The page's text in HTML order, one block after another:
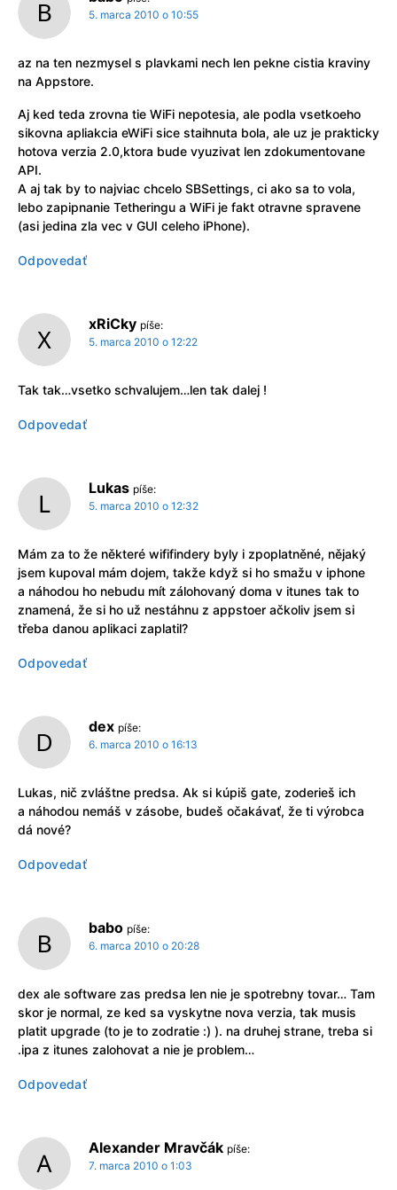
5. marca 2010 o 10:55
az na ten nezmysel s plavkami nech len pekne cistia kraviny
na Appstore.
Aj ked teda zrovna tie WiFi nepotesia, ale podla vsetkoeho
sikovna apliakcia eWiFi sice staihnuta bola, ale uz je prakticky
hotova verzia 2.0,ktora bude vyuzivat len zdokumentovane
API.
A aj tak by to najviac chcelo SBSettings, ci ako sa to vola,
lebo zapipnanie Tetheringu a WiFi je fakt otravne spravene
(asi jedina zla vec v GUI celeho iPhone).
Odpovedať
xRiCky píše:
5. marca 2010 o 12:22
Tak tak…vsetko schvalujem…len tak dalej !
Odpovedať
Lukas píše:
5. marca 2010 o 12:32
Mám za to že některé wififindery byly i zpoplatněné, nějaký
jsem kupoval mám dojem, takže když si ho smažu v iphone
a náhodou ho nebudu mít zálohovaný doma v itunes tak to
znamená, že si ho už nestáhnu z appstoer ačkoliv jsem si
třeba danou aplikaci zaplatil?
Odpovedať
dex píše:
6. marca 2010 o 16:13
Lukas, nič zvláštne predsa. Ak si kúpiš gate, zoderieš ich
a náhodou nemáš v zásobe, budeš očakávať, že ti výrobca
dá nové?
Odpovedať
babo píše:
6. marca 2010 o 20:28
dex ale software zas predsa len nie je spotrebny tovar… Tam
skor je normal, ze ked sa vyskytne nova verzia, tak musis
platit upgrade (to je to zodratie :) ). na druhej strane, treba si
.ipa z itunes zalohovat a nie je problem…
Odpovedať
Alexander Mravčák píše:
7. marca 2010 o 1:03